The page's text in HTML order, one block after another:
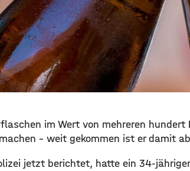
im Wert von mehreren
– weit gekommen ist er damit
jetzt berichtet, hatte ein 34-